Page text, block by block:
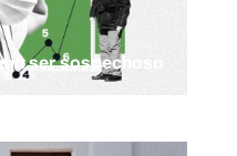
ser sospechoso